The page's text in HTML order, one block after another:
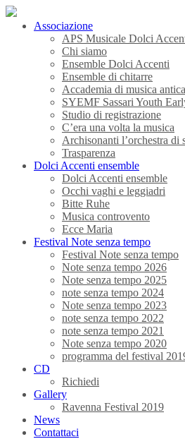
Associazione
APS Musicale Dolci
Chi siamo
Ensemble Dolci Accenti
Ensemble di chitarre
Accademia di musica
SYEMF Sassari Youth
Studio di registrazione
C’era una volta la musica
Archisonanti l’orchestra di
Trasparenza
Dolci Accenti ensemble
Dolci Accenti ensemble
Occhi vaghi e leggiadri
Bitte Ruhe
Musica controvento
Ecce Maria
Festival Note senza tempo
Festival Note senza tempo
Note senza tempo 2026
Note senza tempo 2025
note senza tempo 2024
Note senza tempo 2023
note senza tempo 2022
note senza tempo 2021
Note senza tempo 2020
programma del festival
CD
Richiedi
Gallery
Ravenna Festival 2019
News
Contattaci